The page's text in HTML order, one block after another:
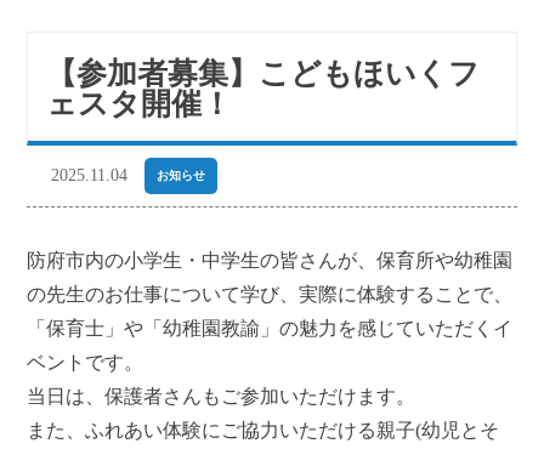
【参加者募集】こどもほいくフ
ェスタ開催！
2025.11.04 お知らせ
防府市内の小学生・中学生の皆さんが、保育所や幼稚園
の先生のお仕事について学び、実際に体験することで、
「保育士」や「幼稚園教諭」の魅力を感じていただくイ
ベントです。
当日は、保護者さんもご参加いただけます。
また、ふれあい体験にご協力いただける親子(幼児とそ